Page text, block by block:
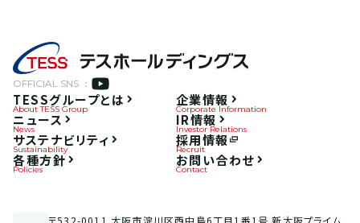
OFFICIAL SNS ：
TESSグループとは
About TESS Group
企業情報
Corporate Information
ニュース
News
IR情報
Investor Relations
サステナビリティ
Sustainability
採用情報
Recruit
各種方針
Policies
お問い合わせ
Contact
〒532-0011 大阪市淀川区西中島6丁目1番1号 新大阪プライム